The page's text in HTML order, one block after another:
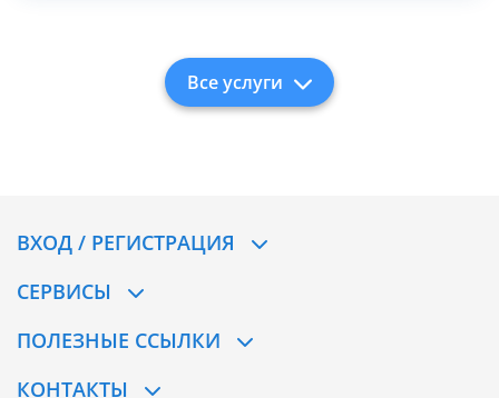
Все услуги
ВХОД / РЕГИСТРАЦИЯ
СЕРВИСЫ
ПОЛЕЗНЫЕ ССЫЛКИ
КОНТАКТЫ